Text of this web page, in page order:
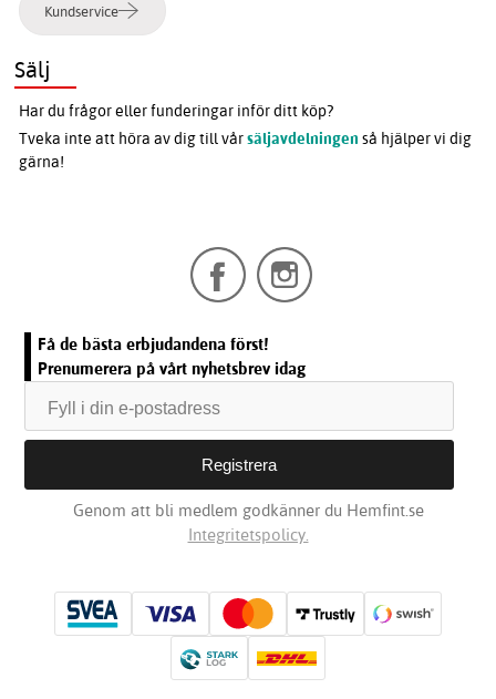
Kundservice
Sälj
Har du frågor eller funderingar inför ditt köp?
Tveka inte att höra av dig till vårsäljavdelningen så hjälper vi dig
gärna!
Få de bästa erbjudandena först!
Prenumerera på vårt nyhetsbrev idag
Genom att bli medlem godkänner du Hemfint.se
Integritetspolicy.